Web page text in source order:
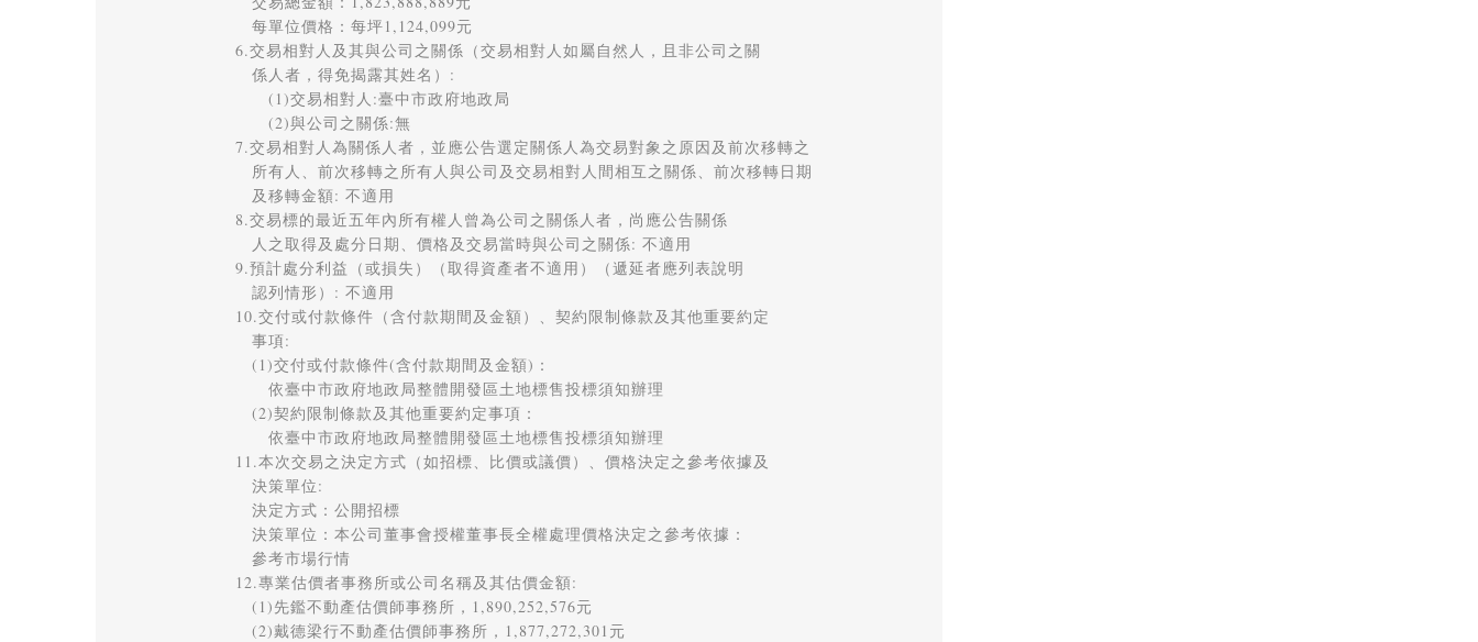
每單位價格：每坪1,124,099元
6.交易相對人及其與公司之關係（交易相對人如屬自然人，且非公司之關
係人者，得免揭露其姓名）:
(1)交易相對人:臺中市政府地政局
(2)與公司之關係:無
7.交易相對人為關係人者，並應公告選定關係人為交易對象之原因及前次移轉之
所有人、前次移轉之所有人與公司及交易相對人間相互之關係、前次移轉日期
及移轉金額: 不適用
8.交易標的最近五年內所有權人曾為公司之關係人者，尚應公告關係
人之取得及處分日期、價格及交易當時與公司之關係: 不適用
9.預計處分利益（或損失）（取得資產者不適用）（遞延者應列表說明
認列情形）: 不適用
10.交付或付款條件（含付款期間及金額）、契約限制條款及其他重要約定
事項:
(1)交付或付款條件(含付款期間及金額)：
依臺中市政府地政局整體開發區土地標售投標須知辦理
(2)契約限制條款及其他重要約定事項：
依臺中市政府地政局整體開發區土地標售投標須知辦理
11.本次交易之決定方式（如招標、比價或議價）、價格決定之參考依據及
決策單位:
決定方式：公開招標
決策單位：本公司董事會授權董事長全權處理價格決定之參考依據：
參考市場行情
12.專業估價者事務所或公司名稱及其估價金額:
(1)先鑑不動產估價師事務所，1,890,252,576元
(2)戴德梁行不動產估價師事務所，1,877,272,301元